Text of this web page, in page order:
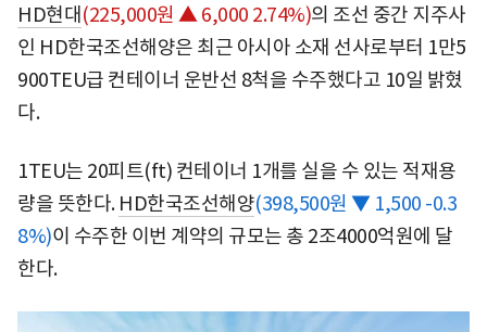
HD현대 (225,000원 ▲ 6,000 2.74%)의 조선 중간 지주사
인 HD한국조선해양은 최근 아시아 소재 선사로부터 1만5
900TEU급 컨테이너 운반선 8척을 수주했다고 10일 밝혔
다.
1TEU는 20피트(ft) 컨테이너 1개를 실을 수 있는 적재용
량을 뜻한다. HD한국조선해양(398,500원 ▼ 1,500 -0.3
8%)이 수주한 이번 계약의 규모는 총 2조4000억원에 달
한다.